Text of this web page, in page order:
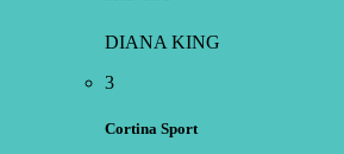
DIANA KING
3
Cortina Sport